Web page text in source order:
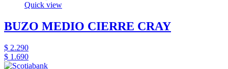
Quick view
BUZO MEDIO CIERRE CRAY
$ 2.290
$ 1.690